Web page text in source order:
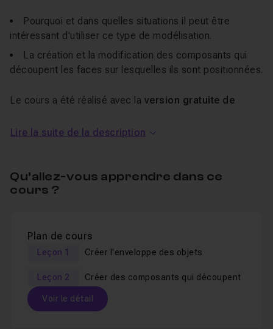
Pourquoi et dans quelles situations il peut être
intéressant d'utiliser ce type de modélisation.
La création et la modification des composants qui
découpent les faces sur lesquelles ils sont positionnées.
Le cours a été réalisé avec la version gratuite de
autres version du logiciel).
répondre à vos éventuelles questions.
matière d'enveloppe des objets 3D.
Lire la suite de la description
Qu’allez-vous apprendre dans ce
cours ?
Plan de cours
Leçon 1 Créer l'enveloppe des objets
Leçon 2 Créer des composants qui découpent
Voir le détail